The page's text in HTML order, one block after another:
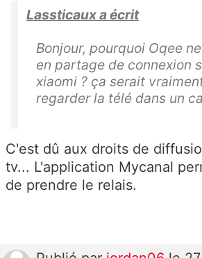
Lassticaux a écrit
Bonjour, pourquoi Oqee
en partage de connexion
xiaomi ? ça serait
regarder la télé dans un
C'est dû aux droits de
tv... L'application Mycanal
de prendre le relais.